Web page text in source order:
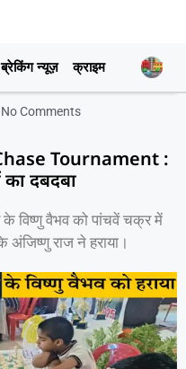
ब्रेकिंग न्यूज़ क्राइम
No Comments
Tournament :
का दबदबा
के विष्णु वैभव को पांचवें चक्र में
अंजिष्णु राज ने हराया।